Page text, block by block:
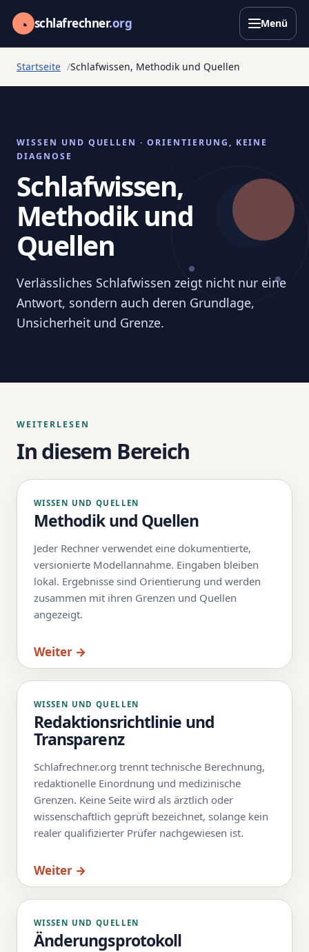
◔ schlafrechner.org Menü
Startseite Schlafwissen, Methodik und Quellen
WISSEN UND QUELLEN · ORIENTIERUNG, KEINE
DIAGNOSE
Schlafwissen,
Methodik und
Quellen
Verlässliches Schlafwissen zeigt nicht nur eine
Antwort, sondern auch deren Grundlage,
Unsicherheit und Grenze.
WEITERLESEN
In diesem Bereich
WISSEN UND QUELLEN
Methodik und Quellen
Jeder Rechner verwendet eine dokumentierte,
versionierte Modellannahme. Eingaben bleiben
lokal. Ergebnisse sind Orientierung und werden
zusammen mit ihren Grenzen und Quellen
angezeigt.
Weiter →
WISSEN UND QUELLEN
Redaktionsrichtlinie und
Transparenz
Schlafrechner.org trennt technische Berechnung,
redaktionelle Einordnung und medizinische
Grenzen. Keine Seite wird als ärztlich oder
wissenschaftlich geprüft bezeichnet, solange kein
realer qualifizierter Prüfer nachgewiesen ist.
Weiter →
WISSEN UND QUELLEN
Änderungsprotokoll